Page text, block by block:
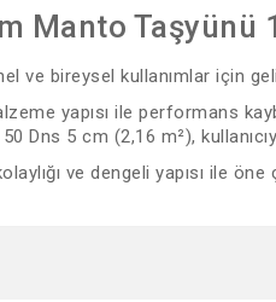
Manto Taşyünü
ve bireysel kullanımlar için
yapısı ile performans
Dns 5 cm (2,16 m²),
ve dengeli yapısı ile